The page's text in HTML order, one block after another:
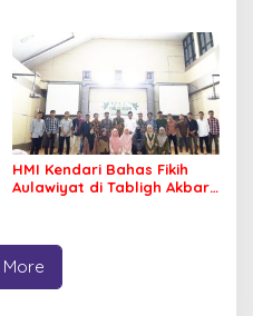
HMI Kendari Bahas Fikih
Aulawiyat di Tabligh Akbar
More